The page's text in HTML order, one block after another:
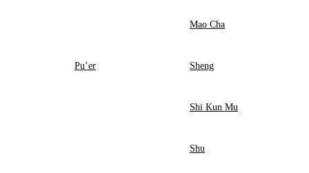
Pu’er
Mao Cha
Sheng
Shi Kun Mu
Shu